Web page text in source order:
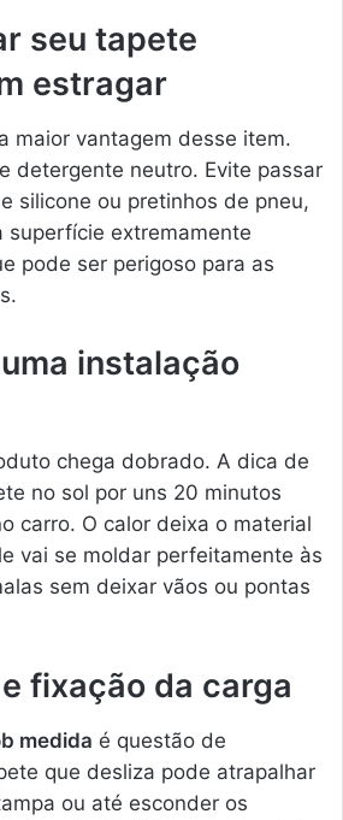
seu tapete
estragar
maior vantagem desse item.
detergente neutro. Evite passar
silicone ou pretinhos de pneu,
superfície extremamente
pode ser perigoso para as
instalação
chega dobrado. A dica de
no sol por uns 20 minutos
carro. O calor deixa o material
vai se moldar perfeitamente às
sem deixar vãos ou pontas
fixação da carga
medida é questão de
que desliza pode atrapalhar
ou até esconder os